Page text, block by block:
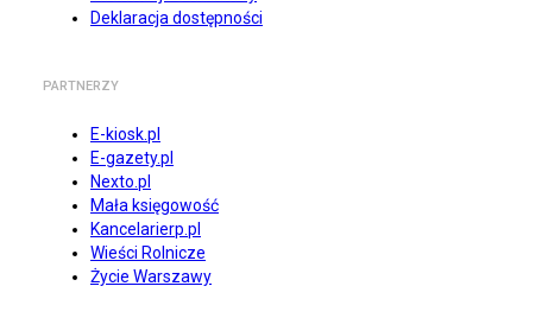
Deklaracja dostępności
PARTNERZY
E-kiosk.pl
E-gazety.pl
Nexto.pl
Mała księgowość
Kancelarierp.pl
Wieści Rolnicze
Życie Warszawy